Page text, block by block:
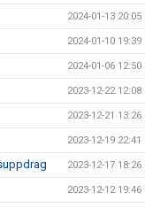
2024-01-13 20:05
2024-01-10 19:39
2024-01-06 12:50
2023-12-22 12:08
2023-12-21 13:26
2023-12-19 22:41
2023-12-17 18:26
2023-12-12 19:46